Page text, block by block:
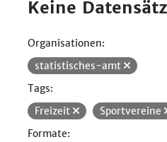
Keine
Organisationen:
statistisches-amt
Tags:
Freizeit
Sportvereine
Formate: